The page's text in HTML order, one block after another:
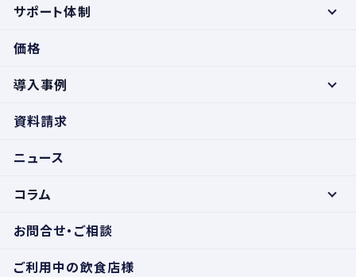
サポート体制
価格
導入事例
資料請求
ニュース
コラム
お問合せ・ご相談
ご利用中の飲食店様